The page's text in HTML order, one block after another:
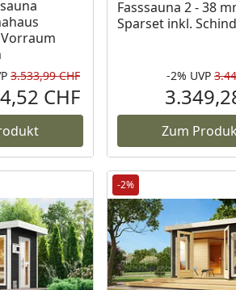
Ursprünglicher Preis
3.533,99 CHF
Aktueller Preis
CHF
Fasssauna 2 - 38
Sparset inkl.
-2% UVP
Zum
-2%